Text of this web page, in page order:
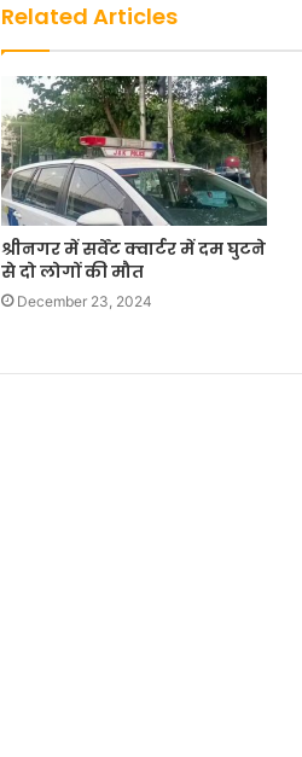
Related Articles
श्रीनगर में सर्वेंट क्वार्टर में दम घुटने
से दो लोगों की मौत
December 23, 2024